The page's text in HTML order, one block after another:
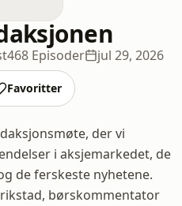
468 Episoder jul 29, 2026
Favoritter
der vi
i aksjemarkedet, de
de ferskeste nyhetene.
børskommentator